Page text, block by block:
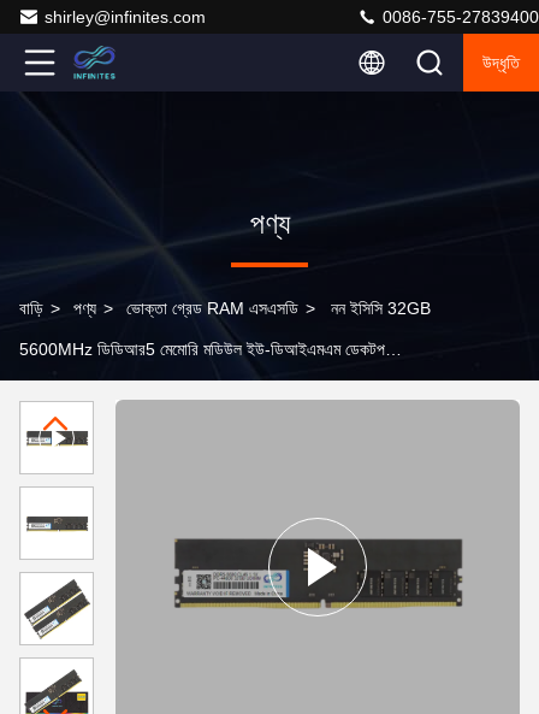
shirley@infinites.com 0086-755-27839400
উদ্ধৃতি
পণ্য
বাড়ি > পণ্য > ভোক্তা গ্রেড RAM এসএসডি > নন ইসিসি 32GB
5600MHz ডিডিআর5 মেমোরি মডিউল ইউ-ডিআইএমএম ডেকটপ